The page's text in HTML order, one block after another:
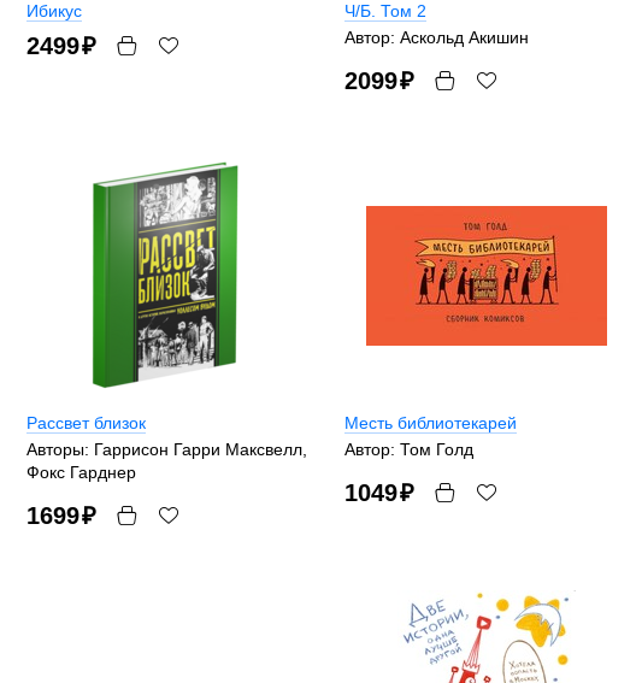
Ибикус
2499₽
Ч/Б. Том 2
Автор: Аскольд Акишин
2099₽
Рассвет близок
Авторы: Гаррисон Гарри Максвелл,
Фокс Гарднер
1699₽
Месть библиотекарей
Автор: Том Голд
1049₽